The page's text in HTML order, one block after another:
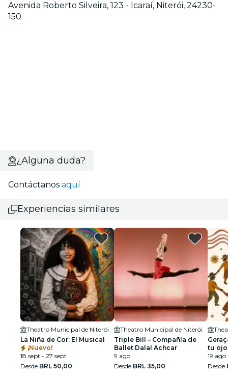
Avenida Roberto Silveira, 123 - Icaraí, Niterói, 24230-
150
¿Alguna duda?
Contáctanos aquí
Experiencias similares
Theatro Municipal de Niterói
La Niña de Cor: El Musical
¡Nuevo!
18 sept - 27 sept
Desde BRL 50,00
Theatro Municipal de Niterói
Triple Bill – Compañía de
Ballet Dalal Achcar
9 ago
Desde BRL 35,00
tu
19 ago
Desde